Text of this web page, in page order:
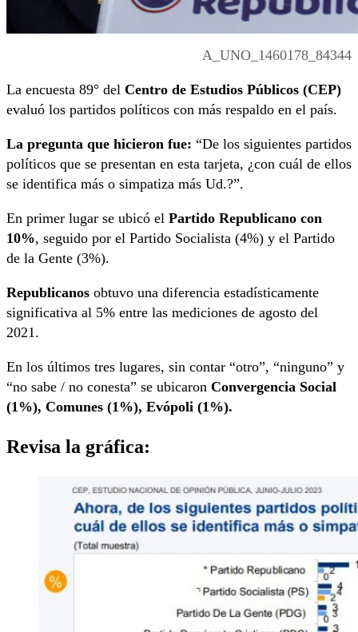
A_UNO_1460178_84344
La encuesta 89° del Centro de Estudios Públicos (CEP)
evaluó los partidos políticos con más respaldo en el país.
La pregunta que hicieron fue: “De los siguientes partidos
políticos que se presentan en esta tarjeta, ¿con cuál de ellos
se identifica más o simpatiza más Ud.?”.
En primer lugar se ubicó el Partido Republicano con
10%, seguido por el Partido Socialista (4%) y el Partido
de la Gente (3%).
Republicanos obtuvo una diferencia estadísticamente
significativa al 5% entre las mediciones de agosto del
2021.
En los últimos tres lugares, sin contar “otro”, “ninguno” y
“no sabe / no conesta” se ubicaron Convergencia Social
(1%), Comunes (1%), Evópoli (1%).
Revisa la gráfica: